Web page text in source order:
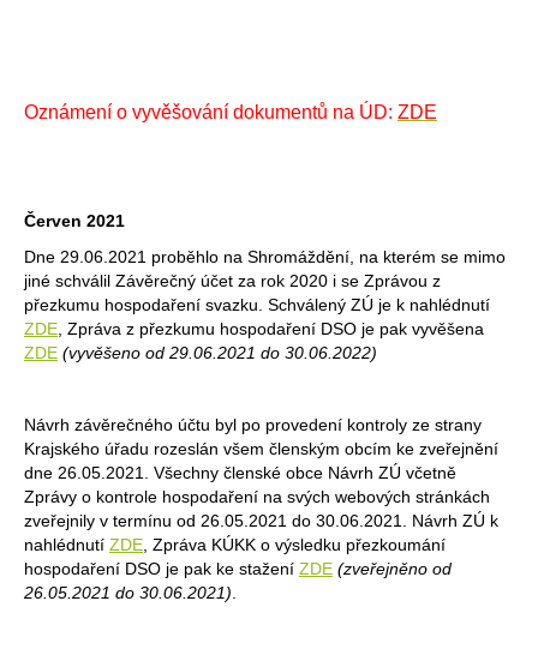
Oznámení o vyvěšování dokumentů na ÚD: ZDE
Červen 2021
Dne 29.06.2021 proběhlo na Shromáždění, na kterém se mimo
jiné schválil Závěrečný účet za rok 2020 i se Zprávou z
přezkumu hospodaření svazku. Schválený ZÚ je k nahlédnutí
ZDE , Zpráva z přezkumu hospodaření DSO je pak vyvěšena
ZDE (vyvěšeno od 29.06.2021 do 30.06.2022)
Návrh závěrečného účtu byl po provedení kontroly ze strany
Krajského úřadu rozeslán všem členským obcím ke zveřejnění
dne 26.05.2021. Všechny členské obce Návrh ZÚ včetně
Zprávy o kontrole hospodaření na svých webových stránkách
zveřejnily v termínu od 26.05.2021 do 30.06.2021. Návrh ZÚ k
nahlédnutí ZDE , Zpráva KÚKK o výsledku přezkoumání
hospodaření DSO je pak ke stažení ZDE (zveřejněno od
26.05.2021 do 30.06.2021)